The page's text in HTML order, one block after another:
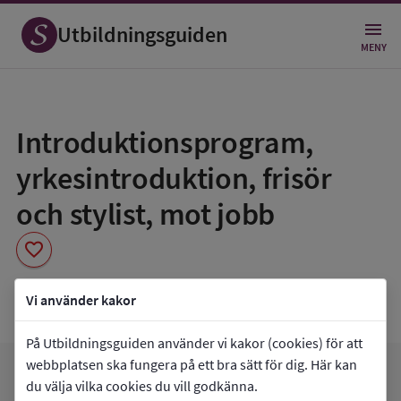
Vi använder kakor
På Utbildningsguiden använder vi kakor (cookies) för att
webbplatsen ska fungera på ett bra sätt för dig. Här kan
du välja vilka cookies du vill godkänna.
Utbildningsguiden MENY
Introduktionsprogram,
yrkesintroduktion, frisör
och stylist, mot jobb
favorite
som
favorit
Praktiska Gymnasiet Ystad
Gå tillPraktiska Gymnasiet Ystadarrow_forward